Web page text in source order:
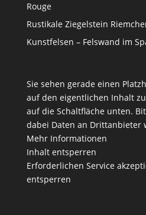
Rouge
Rustikale Ziegelstein
Kunstfelsen – Felswand im
Sie sehen gerade einen
auf den eigentlichen Inhalt
auf die Schaltfläche unten.
dabei Daten an Drittanbieter
Mehr Informationen
Inhalt entsperren
Erforderlichen Service
entsperren